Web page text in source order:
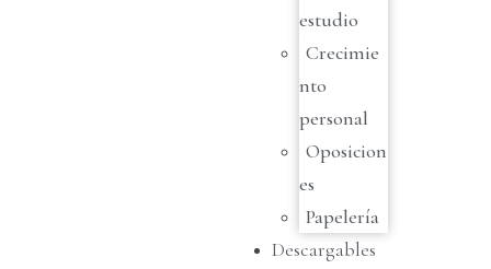
estudio
Crecimie
nto
personal
Oposicion
es
Papelería
Descargables